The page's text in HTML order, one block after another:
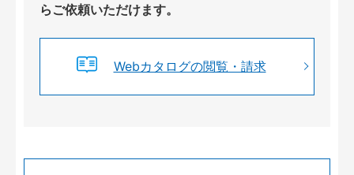
らご依頼いただけます。
Webカタログの閲覧・請求